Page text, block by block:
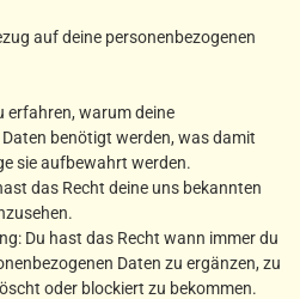
auf deine personenbezogenen
erfahren, warum deine
benötigt werden, was damit
sie aufbewahrt werden.
das Recht deine uns bekannten
Du hast das Recht wann immer du
Daten zu ergänzen, zu
oder blockiert zu bekommen.